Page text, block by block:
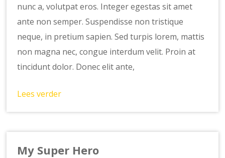
nunc a, volutpat eros. Integer egestas sit amet
ante non semper. Suspendisse non tristique
neque, in pretium sapien. Sed turpis lorem, mattis
non magna nec, congue interdum velit. Proin at
tincidunt dolor. Donec elit ante,
Lees verder
My Super Hero